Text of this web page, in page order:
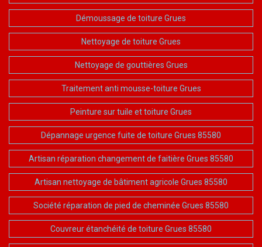
Démoussage de toiture Grues
Nettoyage de toiture Grues
Nettoyage de gouttières Grues
Traitement anti mousse-toiture Grues
Peinture sur tuile et toiture Grues
Dépannage urgence fuite de toiture Grues 85580
Artisan réparation changement de faitière Grues 85580
Artisan nettoyage de bâtiment agricole Grues 85580
Société réparation de pied de cheminée Grues 85580
Couvreur étanchéité de toiture Grues 85580